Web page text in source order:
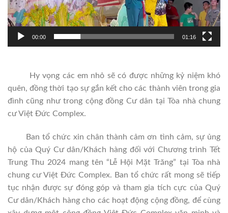
00:00 01:16
Hy vọng các em nhỏ sẽ có được những kỷ niệm khó
quên, đồng thời tạo sự gắn kết cho các thành viên trong gia
đình cũng như trong cộng đồng Cư dân tại Tòa nhà chung
cư Việt Đức Complex.
Ban tổ chức xin chân thành cảm ơn tình cảm, sự ủng
hộ của Quý Cư dân/Khách hàng đối với Chương trình Tết
Trung Thu 2024 mang tên “Lễ Hội Mặt Trăng” tại Tòa nhà
chung cư Việt Đức Complex. Ban tổ chức rất mong sẽ tiếp
tục nhận được sự đóng góp và tham gia tích cực của Quý
Cư dân/Khách hàng cho các hoạt động cộng đồng, để cùng